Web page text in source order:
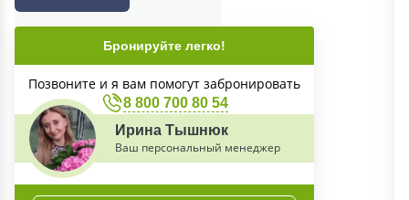
Бронируйте легко!
Позвоните и я вам помогут забронировать
8 800 700 80 54
Ирина Тышнюк
Ваш персональный менеджер